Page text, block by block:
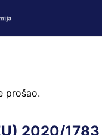
prošao.
2020/1783